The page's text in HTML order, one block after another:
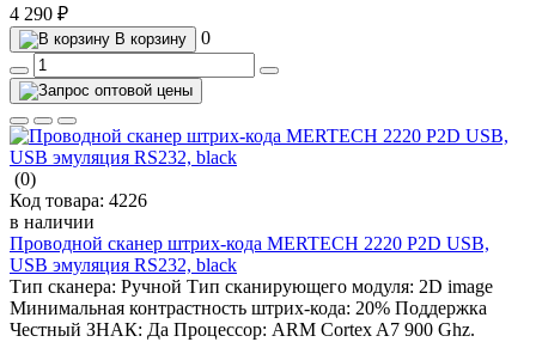
4 290 ₽
В корзину 0
(0)
Код товара: 4226
в наличии
Проводной сканер штрих-кода MERTECH 2220 P2D USB,
USB эмуляция RS232, black
Тип сканера: Ручной Тип сканирующего модуля: 2D image
Минимальная контрастность штрих-кода: 20% Поддержка
Честный ЗНАК: Да Процессор: ARM Cortex A7 900 Ghz.